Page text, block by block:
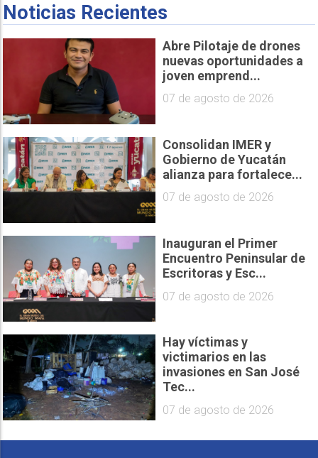
Noticias Recientes
Abre Pilotaje de drones
nuevas oportunidades a
joven emprend...
07 de agosto de 2026
Consolidan IMER y
Gobierno de Yucatán
alianza para fortalece...
07 de agosto de 2026
Inauguran el Primer
Encuentro Peninsular de
Escritoras y Esc...
07 de agosto de 2026
Hay víctimas y
victimarios en las
invasiones en San José
Tec...
07 de agosto de 2026